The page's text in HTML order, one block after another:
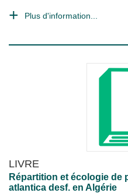
Plus d'information...
LIVRE
Répartition et écologie de
atlantica desf. en Algérie